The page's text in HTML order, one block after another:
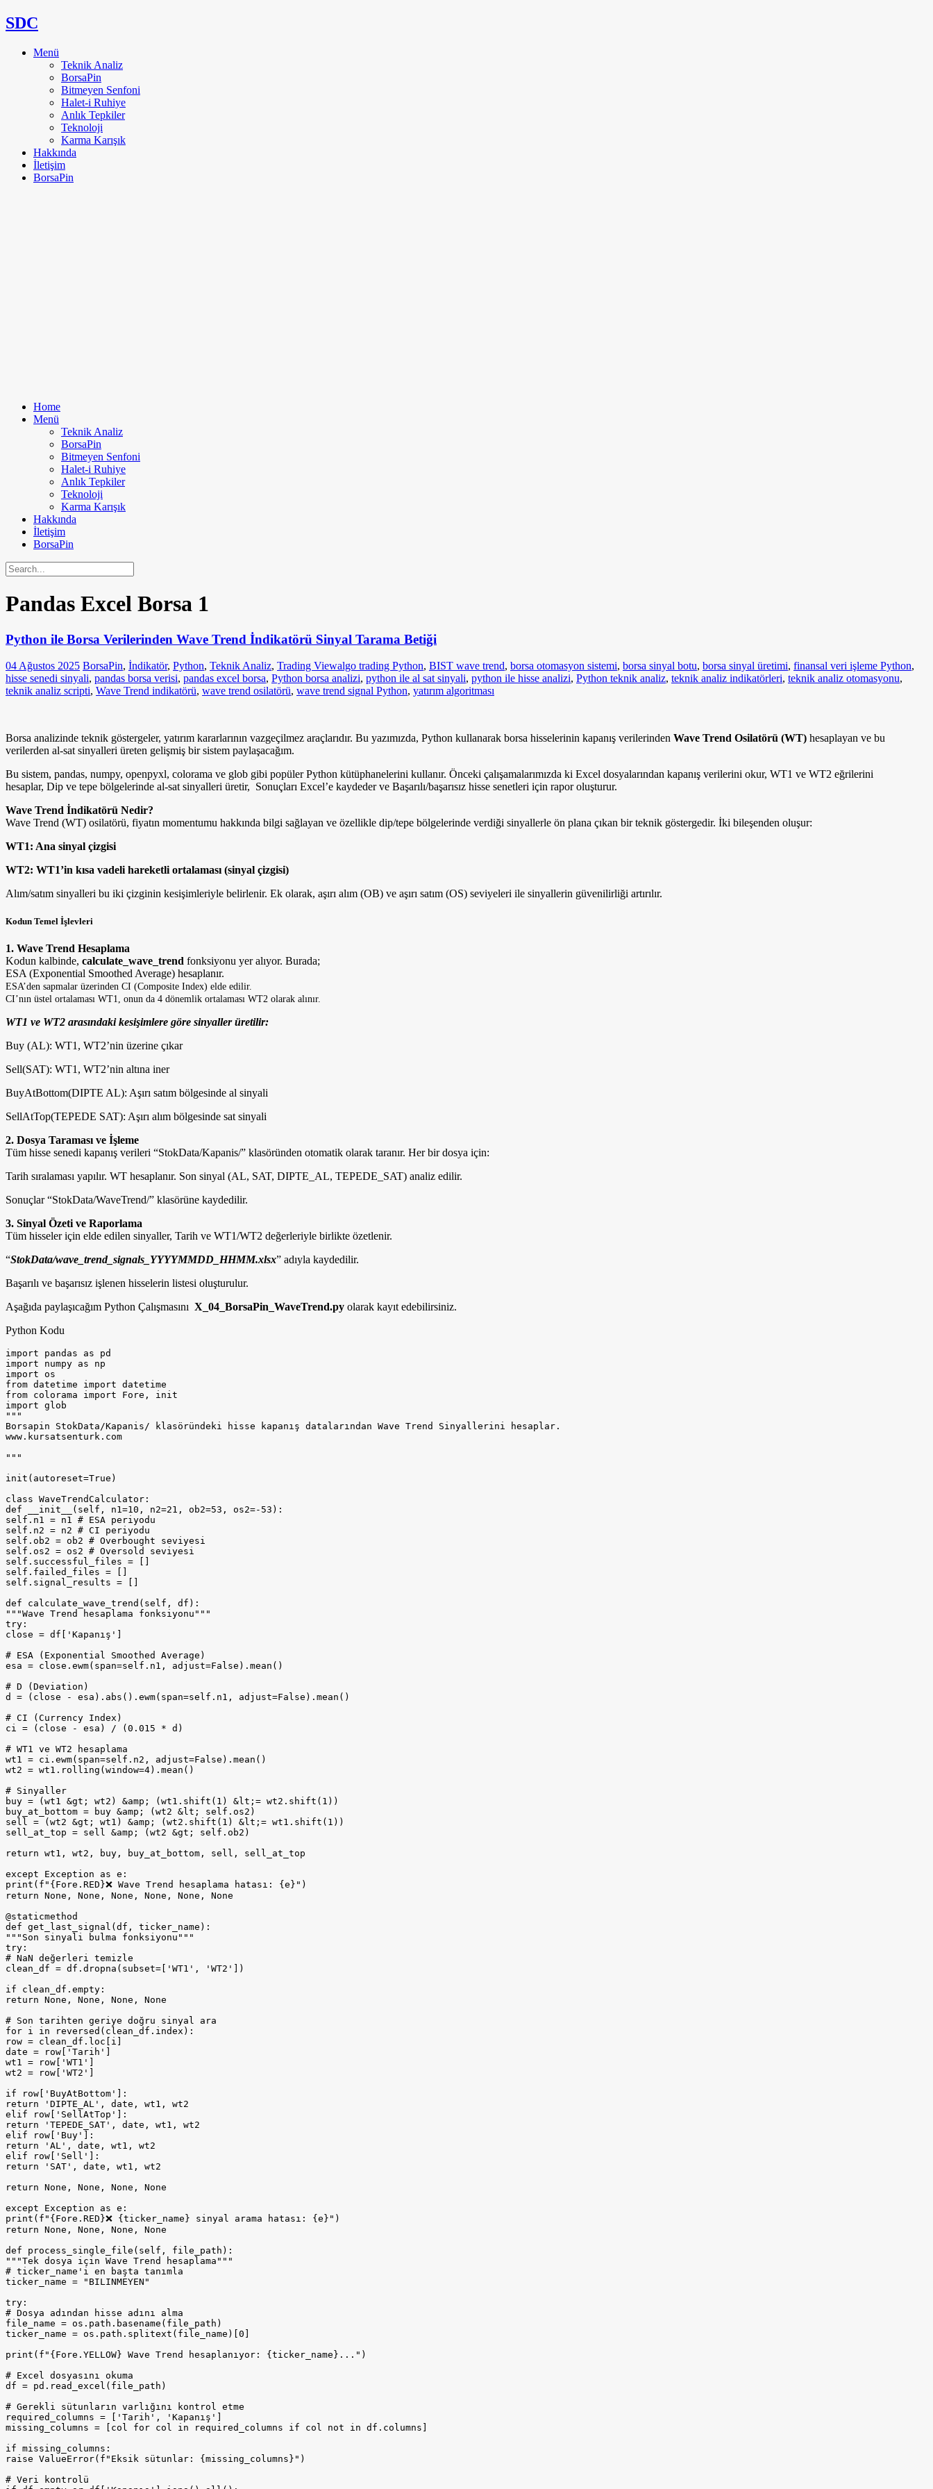
SDC
Menü
Teknik Analiz
BorsaPin
Bitmeyen Senfoni
Halet-i Ruhiye
Anlık Tepkiler
Teknoloji
Karma Karışık
Hakkında
İletişim
BorsaPin
Home
Menü
Teknik Analiz
BorsaPin
Bitmeyen Senfoni
Halet-i Ruhiye
Anlık Tepkiler
Teknoloji
Karma Karışık
Hakkında
İletişim
BorsaPin
Pandas Excel Borsa 1
Python ile Borsa Verilerinden Wave Trend İndikatörü Sinyal Tarama Betiği
04 Ağustos 2025 BorsaPin, İndikatör, Python, Teknik Analiz, Trading Viewalgo trading Python, BIST wave trend, borsa otomasyon sistemi, borsa sinyal botu, borsa sinyal üretimi, finansal veri işleme Python,
hisse senedi sinyali, pandas borsa verisi, pandas excel borsa, Python borsa analizi, python ile al sat sinyali, python ile hisse analizi, Python teknik analiz, teknik analiz indikatörleri, teknik analiz otomasyonu,
teknik analiz scripti, Wave Trend indikatörü, wave trend osilatörü, wave trend signal Python, yatırım algoritması
Borsa analizinde teknik göstergeler, yatırım kararlarının vazgeçilmez araçlarıdır. Bu yazımızda, Python kullanarak borsa hisselerinin kapanış verilerinden Wave Trend Osilatörü (WT) hesaplayan ve bu
verilerden al-sat sinyalleri üreten gelişmiş bir sistem paylaşacağım.
Bu sistem, pandas, numpy, openpyxl, colorama ve glob gibi popüler Python kütüphanelerini kullanır. Önceki çalışamalarımızda ki Excel dosyalarından kapanış verilerini okur, WT1 ve WT2 eğrilerini
hesaplar, Dip ve tepe bölgelerinde al-sat sinyalleri üretir, Sonuçları Excel’e kaydeder ve Başarılı/başarısız hisse senetleri için rapor oluşturur.
Wave Trend İndikatörü Nedir?
Wave Trend (WT) osilatörü, fiyatın momentumu hakkında bilgi sağlayan ve özellikle dip/tepe bölgelerinde verdiği sinyallerle ön plana çıkan bir teknik göstergedir. İki bileşenden oluşur:
WT1: Ana sinyal çizgisi
WT2: WT1’in kısa vadeli hareketli ortalaması (sinyal çizgisi)
Alım/satım sinyalleri bu iki çizginin kesişimleriyle belirlenir. Ek olarak, aşırı alım (OB) ve aşırı satım (OS) seviyeleri ile sinyallerin güvenilirliği artırılır.
Kodun Temel İşlevleri
1. Wave Trend Hesaplama
Kodun kalbinde, calculate_wave_trend fonksiyonu yer alıyor. Burada;
ESA (Exponential Smoothed Average) hesaplanır.
ESA’den sapmalar üzerinden CI (Composite Index) elde edilir.
CI’nın üstel ortalaması WT1, onun da 4 dönemlik ortalaması WT2 olarak alınır.
WT1 ve WT2 arasındaki kesişimlere göre sinyaller üretilir:
Buy (AL): WT1, WT2’nin üzerine çıkar
Sell(SAT): WT1, WT2’nin altına iner
BuyAtBottom(DIPTE AL): Aşırı satım bölgesinde al sinyali
SellAtTop(TEPEDE SAT): Aşırı alım bölgesinde sat sinyali
2. Dosya Taraması ve İşleme
Tüm hisse senedi kapanış verileri “StokData/Kapanis/” klasöründen otomatik olarak taranır. Her bir dosya için:
Tarih sıralaması yapılır. WT hesaplanır. Son sinyal (AL, SAT, DIPTE_AL, TEPEDE_SAT) analiz edilir.
Sonuçlar “StokData/WaveTrend/” klasörüne kaydedilir.
3. Sinyal Özeti ve Raporlama
Tüm hisseler için elde edilen sinyaller, Tarih ve WT1/WT2 değerleriyle birlikte özetlenir.
“StokData/wave_trend_signals_YYYYMMDD_HHMM.xlsx” adıyla kaydedilir.
Başarılı ve başarısız işlenen hisselerin listesi oluşturulur.
Aşağıda paylaşıcağım Python Çalışmasını X_04_BorsaPin_WaveTrend.py olarak kayıt edebilirsiniz.
Python Kodu
import pandas as pd
import numpy as np
import os
from datetime import datetime
from colorama import Fore, init
import glob
"""
Borsapin StokData/Kapanis/ klasöründeki hisse kapanış datalarından Wave Trend Sinyallerini hesaplar.
www.kursatsenturk.com
"""
init(autoreset=True)
class WaveTrendCalculator:
def __init__(self, n1=10, n2=21, ob2=53, os2=-53):
self.n1 = n1 # ESA periyodu
self.n2 = n2 # CI periyodu
self.ob2 = ob2 # Overbought seviyesi
self.os2 = os2 # Oversold seviyesi
self.successful_files = []
self.failed_files = []
self.signal_results = []
def calculate_wave_trend(self, df):
"""Wave Trend hesaplama fonksiyonu"""
try:
close = df['Kapanış']
# ESA (Exponential Smoothed Average)
esa = close.ewm(span=self.n1, adjust=False).mean()
# D (Deviation)
d = (close - esa).abs().ewm(span=self.n1, adjust=False).mean()
# CI (Currency Index)
ci = (close - esa) / (0.015 * d)
# WT1 ve WT2 hesaplama
wt1 = ci.ewm(span=self.n2, adjust=False).mean()
wt2 = wt1.rolling(window=4).mean()
# Sinyaller
buy = (wt1 &gt; wt2) &amp; (wt1.shift(1) &lt;= wt2.shift(1))
buy_at_bottom = buy &amp; (wt2 &lt; self.os2)
sell = (wt2 &gt; wt1) &amp; (wt2.shift(1) &lt;= wt1.shift(1))
sell_at_top = sell &amp; (wt2 &gt; self.ob2)
return wt1, wt2, buy, buy_at_bottom, sell, sell_at_top
except Exception as e:
print(f"{Fore.RED}❌ Wave Trend hesaplama hatası: {e}")
return None, None, None, None, None, None
@staticmethod
def get_last_signal(df, ticker_name):
"""Son sinyali bulma fonksiyonu"""
try:
# NaN değerleri temizle
clean_df = df.dropna(subset=['WT1', 'WT2'])
if clean_df.empty:
return None, None, None, None
# Son tarihten geriye doğru sinyal ara
for i in reversed(clean_df.index):
row = clean_df.loc[i]
date = row['Tarih']
wt1 = row['WT1']
wt2 = row['WT2']
if row['BuyAtBottom']:
return 'DIPTE_AL', date, wt1, wt2
elif row['SellAtTop']:
return 'TEPEDE_SAT', date, wt1, wt2
elif row['Buy']:
return 'AL', date, wt1, wt2
elif row['Sell']:
return 'SAT', date, wt1, wt2
return None, None, None, None
except Exception as e:
print(f"{Fore.RED}❌ {ticker_name} sinyal arama hatası: {e}")
return None, None, None, None
def process_single_file(self, file_path):
"""Tek dosya için Wave Trend hesaplama"""
# ticker_name'i en başta tanımla
ticker_name = "BILINMEYEN"
try:
# Dosya adından hisse adını alma
file_name = os.path.basename(file_path)
ticker_name = os.path.splitext(file_name)[0]
print(f"{Fore.YELLOW} Wave Trend hesaplanıyor: {ticker_name}...")
# Excel dosyasını okuma
df = pd.read_excel(file_path)
# Gerekli sütunların varlığını kontrol etme
required_columns = ['Tarih', 'Kapanış']
missing_columns = [col for col in required_columns if col not in df.columns]
if missing_columns:
raise ValueError(f"Eksik sütunlar: {missing_columns}")
# Veri kontrolü